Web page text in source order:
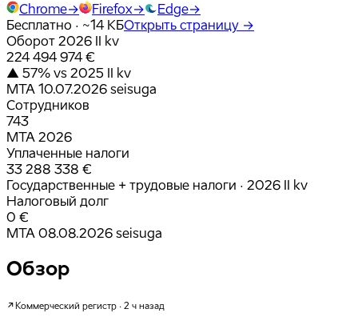
Chrome→ Firefox→ Edge→
Бесплатно · ~14 КБОткрыть страницу →
Оборот 2026 II kv
224 494 974 €
▲ 57% vs 2025 II kv
MTA 10.07.2026 seisuga
Сотрудников
743
MTA 2026
Уплаченные налоги
33 288 338 €
Государственные + трудовые налоги · 2026 II kv
Налоговый долг
0 €
MTA 08.08.2026 seisuga
Обзор
Коммерческий регистр · 2 ч назад